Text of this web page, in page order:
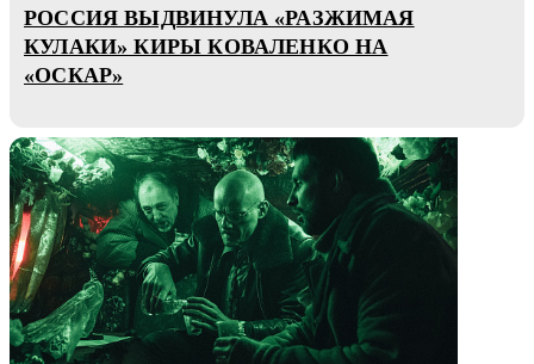
РОССИЯ ВЫДВИНУЛА «РАЗЖИМАЯ
КУЛАКИ» КИРЫ КОВАЛЕНКО НА
«ОСКАР»